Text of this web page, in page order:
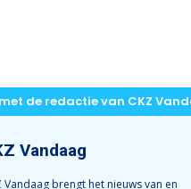
de redactie van CKZ
Vandaag
Vandaag brengt het nieuws van en